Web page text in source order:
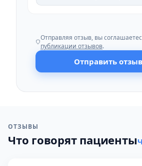
Отправляя отзыв, вы
публикации отзывов.
Отправить отзыв
ОТЗЫВЫ
Что говорят пациенты